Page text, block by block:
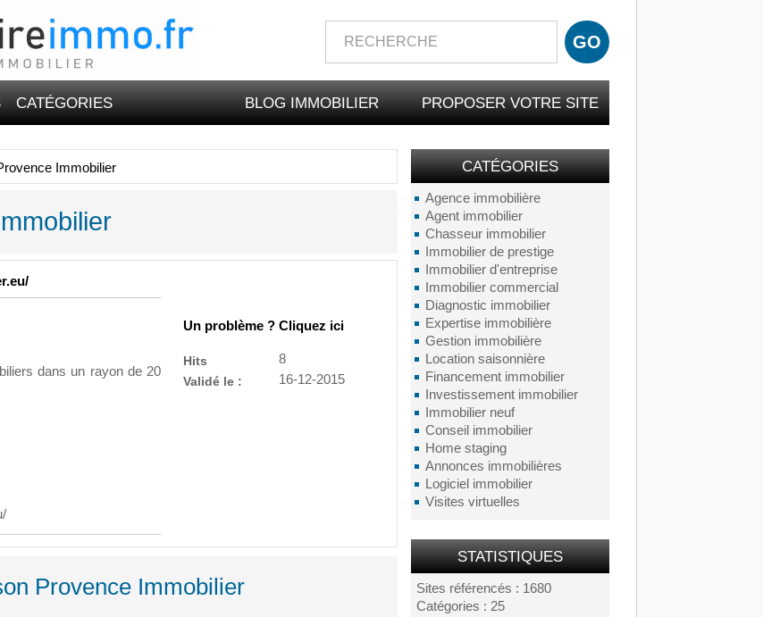
CATÉGORIES PROPOSER VOTRE SITE
BLOG IMMOBILIER
CATÉGORIES
Agence immobilière
Agent immobilier
Chasseur immobilier
Immobilier de prestige
Immobilier d'entreprise
Immobilier commercial
Diagnostic immobilier
Expertise immobilière
Gestion immobilière
Location saisonnière
Financement immobilier
Investissement immobilier
Immobilier neuf
Conseil immobilier
Home staging
Annonces immobilières
Logiciel immobilier
Visites virtuelles
STATISTIQUES
Sites référencés : 1680
Catégories : 25
Immobilier
dans un rayon de 20
Un problème ? Cliquez ici
Hits
8
Validé le :
16-12-2015
Provence Immobilier